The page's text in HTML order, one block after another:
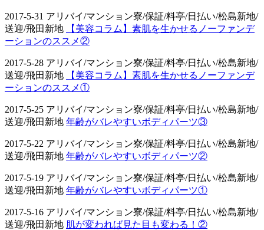
2017-5-31 アリバイ/マンション寮/保証/料亭/日払い/松島新地/
送迎/飛田新地
【美容コラム】素肌を生かせるノーファンデ
ーションのススメ②
2017-5-28 アリバイ/マンション寮/保証/料亭/日払い/松島新地/
送迎/飛田新地
【美容コラム】素肌を生かせるノーファンデ
ーションのススメ①
2017-5-25 アリバイ/マンション寮/保証/料亭/日払い/松島新地/
送迎/飛田新地 年齢がバレやすいボディパーツ③
2017-5-22 アリバイ/マンション寮/保証/料亭/日払い/松島新地/
送迎/飛田新地 年齢がバレやすいボディパーツ②
2017-5-19 アリバイ/マンション寮/保証/料亭/日払い/松島新地/
送迎/飛田新地 年齢がバレやすいボディパーツ①
2017-5-16 アリバイ/マンション寮/保証/料亭/日払い/松島新地/
送迎/飛田新地 肌が変われば見た目も変わる！②